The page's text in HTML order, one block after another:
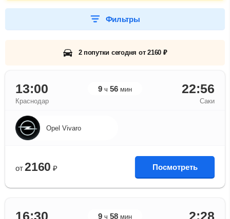
Фильтры
2 попутки сегодня от 2160 ₽
13:00 9 ч 56 мин 22:56
Краснодар Саки
Opel Vivaro
от 2160 ₽ Посмотреть
16:30 9 ч 58 мин 2:28